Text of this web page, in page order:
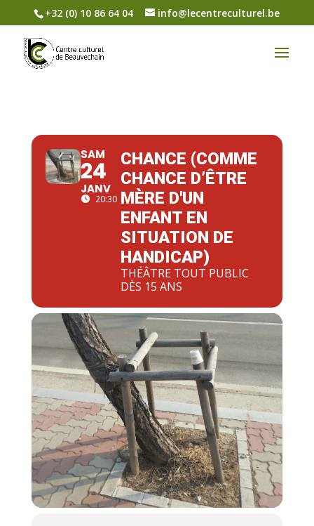
+32 (0) 10 86 64 04 info@lecentreculturel.be
SAM
24
JANV
20:30
CHANCE (COMME
CHANCE D’ÊTRE
MÈRE D'UN
ENFANT EN
SITUATION DE
HANDICAP)
THÉÂTRE TOUT PUBLIC
DÈS 15 ANS